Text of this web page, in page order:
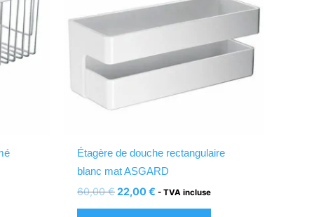
Étagère de douche rectangulaire
blanc mat ASGARD
60,00€22,00€ - TVA incluse